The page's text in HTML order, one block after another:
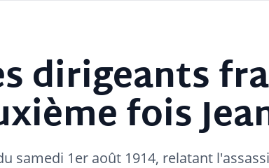
dirigeants
fois
samedi 1er août 1914, relatant